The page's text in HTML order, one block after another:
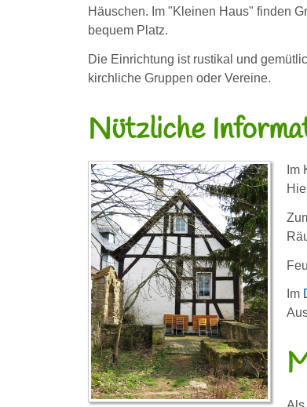
Häuschen. Im "Kleinen Haus" finden
bequem Platz.
Die Einrichtung ist rustikal und
kirchliche Gruppen oder Vereine.
Nützliche
Im
Im